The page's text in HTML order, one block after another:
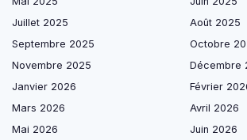
Juillet 2025
Août 2025
Septembre 2025
Octobre
Novembre 2025
Décembre
Janvier 2026
Février
Mars 2026
Avril 2026
Mai 2026
Juin 2026